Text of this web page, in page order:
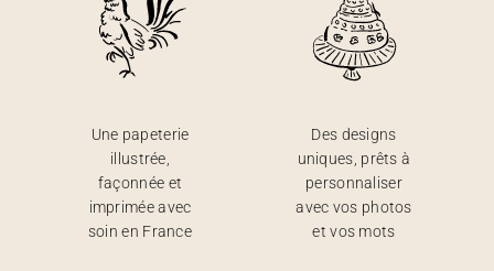
Une papeterie
illustrée,
façonnée et
imprimée avec
soin en France
Des designs
uniques, prêts à
personnaliser
avec vos photos
et vos mots